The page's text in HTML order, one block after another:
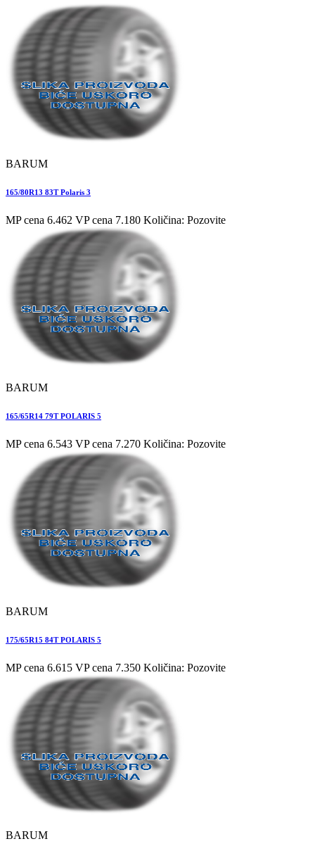
BARUM
165/80R13 83T Polaris 3
MP cena 6.462 VP cena 7.180 Količina: Pozovite
BARUM
165/65R14 79T POLARIS 5
MP cena 6.543 VP cena 7.270 Količina: Pozovite
BARUM
175/65R15 84T POLARIS 5
MP cena 6.615 VP cena 7.350 Količina: Pozovite
BARUM